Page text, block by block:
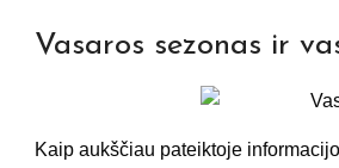
Vasaros sezonas ir
Kaip aukščiau pateiktoje